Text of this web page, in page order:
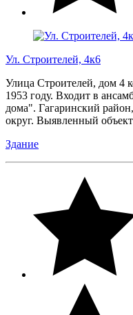
Ул. Строителей, 4к6
Улица Строителей, дом 4
1953 году. Входит в
дома". Гагаринский
округ. Выявленный
Здание